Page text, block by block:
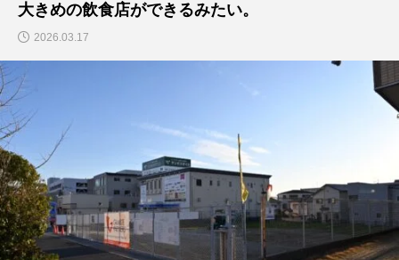
大きめの飲食店ができるみたい。
2026.03.17